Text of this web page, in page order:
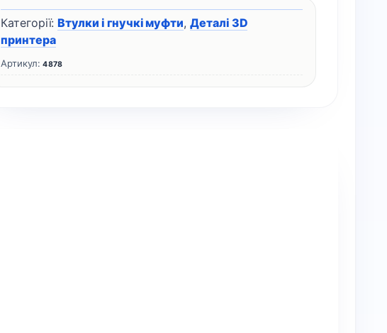
мм
кількість
Артикул:4878
Категорії:Втулки і гнучкі муфти, Деталі 3D
принтера